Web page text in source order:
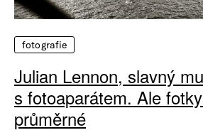
fotografie
Julian Lennon, slavný
s fotoaparátem. Ale
průměrné